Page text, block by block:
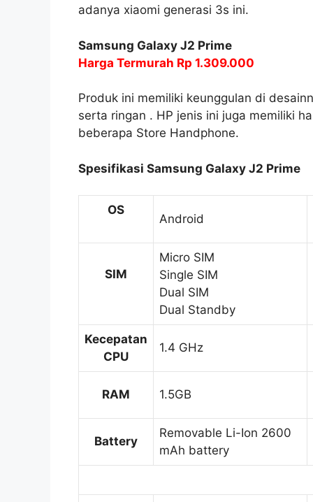
adanya xiaomi generasi 3s ini.
Samsung Galaxy J2 Prime
Harga Termurah Rp 1.309.000
Produk ini memiliki keunggulan di
serta ringan . HP jenis ini juga memiliki
beberapa Store Handphone.
Spesifikasi Samsung Galaxy J2 Prime
OS
Android
SIM
Micro SIM
Single SIM
Dual SIM
Dual Standby
Kecepatan
CPU
1.4 GHz
RAM 1.5GB
Battery
Removable Li-Ion 2600
mAh battery